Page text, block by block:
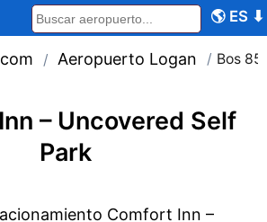
🌎 ES ⬇
/ Aeropuerto Logan / Bos
– Uncovered Self
Park